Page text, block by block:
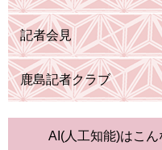
記者会見
鹿島記者クラブ
AI(人工知能)はこ